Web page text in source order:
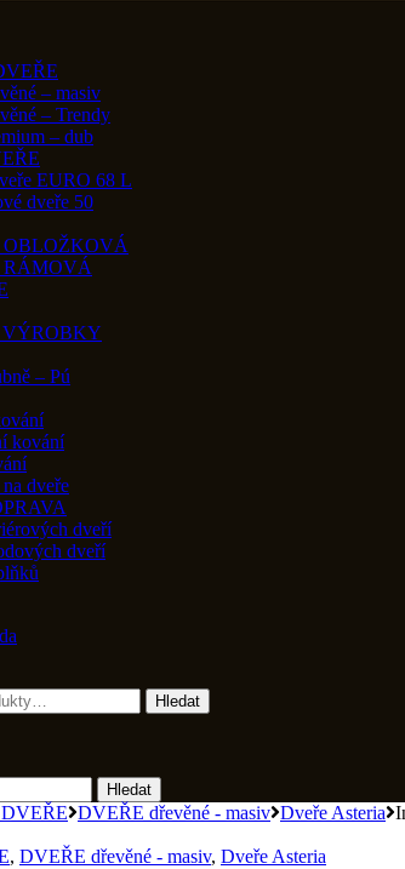
– masiv
– Trendy
– dub
EURO 68 L
dveře 50
– Pú
kování
dveře
dveří
dveří
Hledat
Hledat
DVEŘE dřevěné - masiv Dveře Asteria
, DVEŘE dřevěné - masiv, Dveře Asteria